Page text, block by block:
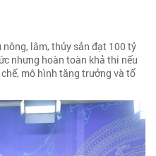
lâm, thủy sản đạt 100 tỷ
nhưng hoàn toàn khả thi nếu
mô hình tăng trưởng và tổ